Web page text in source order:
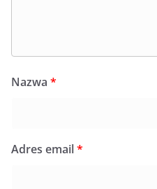
Nazwa *
Adres email*